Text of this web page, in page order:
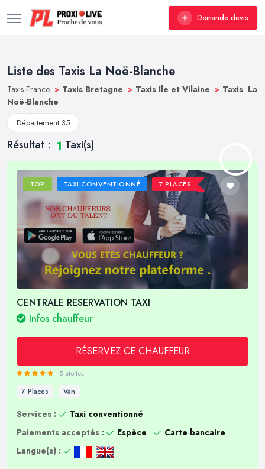
Demande devis
Liste des Taxis La Noë-Blanche
Taxis France > Taxis Bretagne > Taxis Ile et Vilaine > Taxis La
Noë-Blanche
Département 35
Résultat : 1 Taxi(s)
TOP TAXI CONVENTIONNÉ 7 PLACES
CENTRALE RESERVATION TAXI
Infos chauffeur
RÉSERVEZ CE CHAUFFEUR
5 étoiles
7 Places Van
Services :
Taxi conventionné
Paiements acceptés :
Espèce
Carte bancaire
Langue(s) :